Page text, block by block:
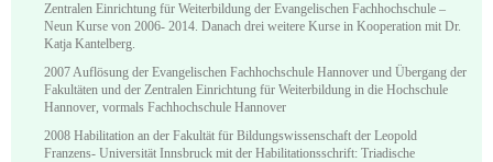
Zentralen Einrichtung für Weiterbildung der Evangelischen Fachhochschule ‒
Neun Kurse von 2006- 2014. Danach drei weitere Kurse in Kooperation mit Dr.
Katja Kantelberg.
2007 Auflösung der Evangelischen Fachhochschule Hannover und Übergang der
Fakultäten und der Zentralen Einrichtung für Weiterbildung in die Hochschule
Hannover, vormals Fachhochschule Hannover
2008 Habilitation an der Fakultät für Bildungswissenschaft der Leopold
Franzens- Universität Innsbruck mit der Habilitationsschrift: Triadische